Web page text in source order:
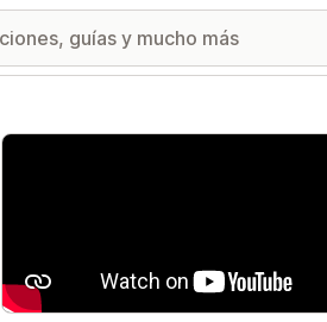
Galería de imágenes destacadas